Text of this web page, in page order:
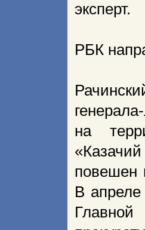
эксперт.
РБК
на
повешен
В